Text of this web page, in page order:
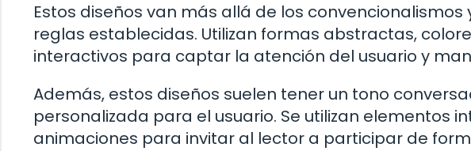
Estos diseños van más allá de los
reglas establecidas. Utilizan formas abstractas,
interactivos para captar la atención del usuario y
Además, estos diseños suelen tener un tono
personalizada para el usuario. Se utilizan elementos
animaciones para invitar al lector a participar de